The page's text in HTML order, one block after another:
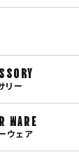
リー
WARE
ウェア